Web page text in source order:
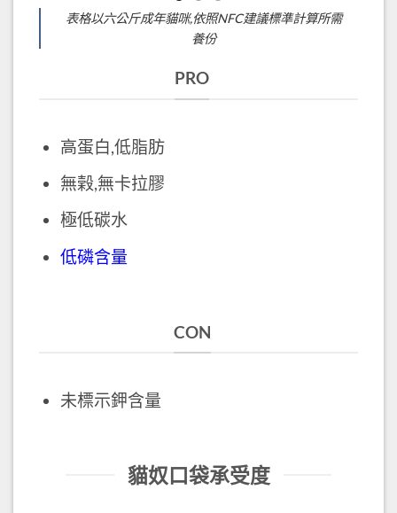
表格以六公斤成年貓咪,依照NFC建議標準計算所需
養份
PRO
高蛋白,低脂肪
無榖,無卡拉膠
極低碳水
低磷含量
CON
未標示鉀含量
貓奴口袋承受度